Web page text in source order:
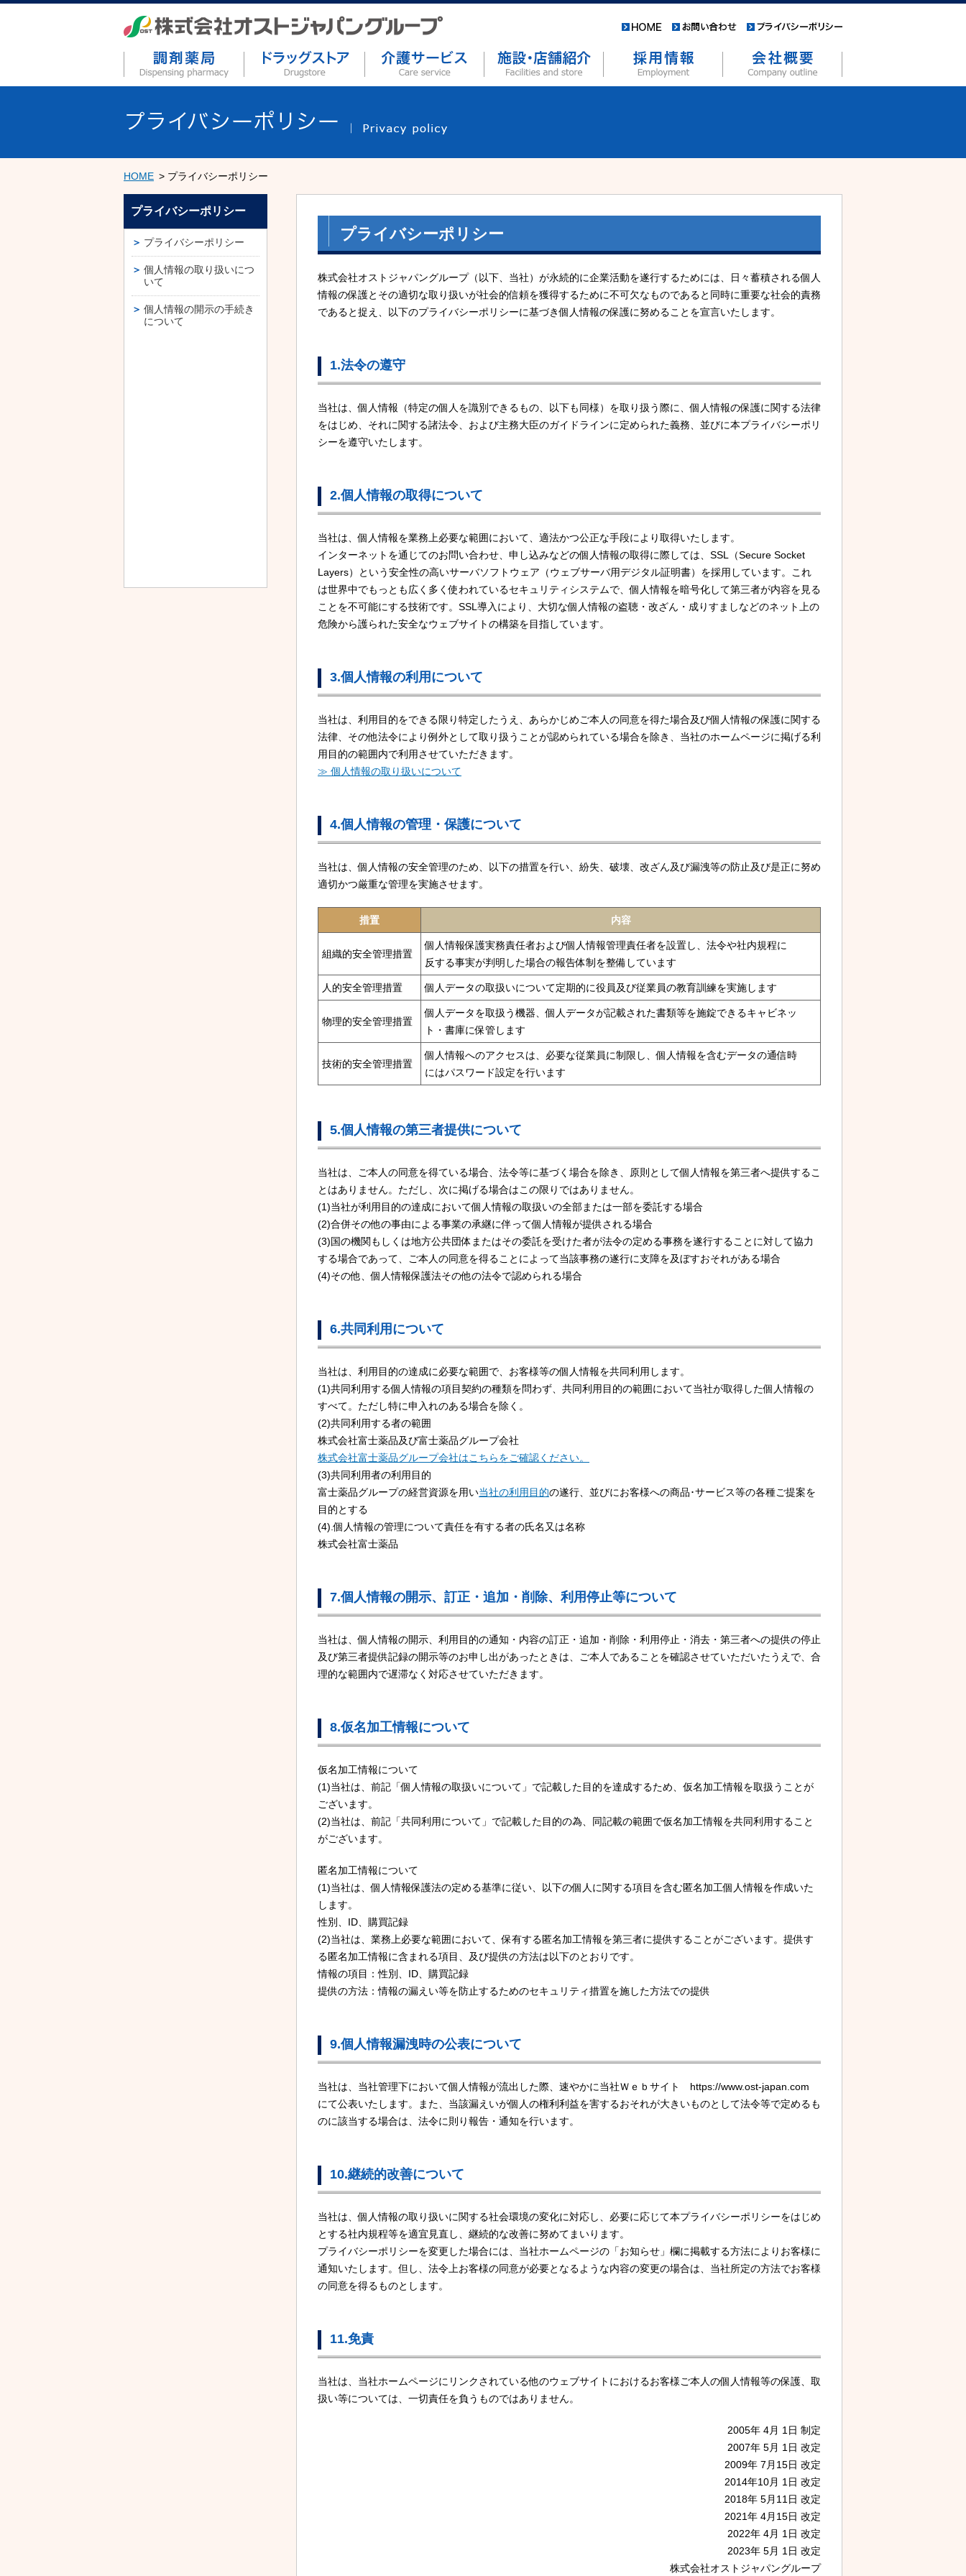
HOME プライバシーポリシー
プライバシーポリシー
株式会社オストジャパングループ（以下、当社）が永続的に企業活動を遂行するためには、日々蓄積される個人
情報の保護とその適切な取り扱いが社会的信頼を獲得するために不可欠なものであると同時に重要な社会的責務
であると捉え、以下のプライバシーポリシーに基づき個人情報の保護に努めることを宣言いたします。
1.法令の遵守
当社は、個人情報（特定の個人を識別できるもの、以下も同様）を取り扱う際に、個人情報の保護に関する法律
をはじめ、それに関する諸法令、および主務大臣のガイドラインに定められた義務、並びに本プライバシーポリ
シーを遵守いたします。
2.個人情報の取得について
当社は、個人情報を業務上必要な範囲において、適法かつ公正な手段により取得いたします。
インターネットを通じてのお問い合わせ、申し込みなどの個人情報の取得に際しては、SSL（Secure Socket
Layers）という安全性の高いサーバソフトウェア（ウェブサーバ用デジタル証明書）を採用しています。これ
は世界中でもっとも広く多く使われているセキュリティシステムで、個人情報を暗号化して第三者が内容を見る
ことを不可能にする技術です。SSL導入により、大切な個人情報の盗聴・改ざん・成りすましなどのネット上の
危険から護られた安全なウェブサイトの構築を目指しています。
3.個人情報の利用について
当社は、利用目的をできる限り特定したうえ、あらかじめご本人の同意を得た場合及び個人情報の保護に関する
法律、その他法令により例外として取り扱うことが認められている場合を除き、当社のホームページに掲げる利
用目的の範囲内で利用させていただきます。
≫ 個人情報の取り扱いについて
4.個人情報の管理・保護について
当社は、個人情報の安全管理のため、以下の措置を行い、紛失、破壊、改ざん及び漏洩等の防止及び是正に努め
適切かつ厳重な管理を実施させます。
措置 内容
組織的安全管理措置
個人情報保護実務責任者および個人情報管理責任者を設置し、法令や社内規程に
反する事実が判明した場合の報告体制を整備しています
人的安全管理措置 個人データの取扱いについて定期的に役員及び従業員の教育訓練を実施します
物理的安全管理措置
個人データを取扱う機器、個人データが記載された書類等を施錠できるキャビネッ
ト・書庫に保管します
技術的安全管理措置
個人情報へのアクセスは、必要な従業員に制限し、個人情報を含むデータの通信時
にはパスワード設定を行います
5.個人情報の第三者提供について
当社は、ご本人の同意を得ている場合、法令等に基づく場合を除き、原則として個人情報を第三者へ提供するこ
とはありません。ただし、次に掲げる場合はこの限りではありません。
(1)当社が利用目的の達成において個人情報の取扱いの全部または一部を委託する場合
(2)合併その他の事由による事業の承継に伴って個人情報が提供される場合
(3)国の機関もしくは地方公共団体またはその委託を受けた者が法令の定める事務を遂行することに対して協力
する場合であって、ご本人の同意を得ることによって当該事務の遂行に支障を及ぼすおそれがある場合
(4)その他、個人情報保護法その他の法令で認められる場合
6.共同利用について
当社は、利用目的の達成に必要な範囲で、お客様等の個人情報を共同利用します。
(1)共同利用する個人情報の項目契約の種類を問わず、共同利用目的の範囲において当社が取得した個人情報の
すべて。ただし特に申入れのある場合を除く。
(2)共同利用する者の範囲
株式会社富士薬品及び富士薬品グループ会社
株式会社富士薬品グループ会社はこちらをご確認ください。
(3)共同利用者の利用目的
富士薬品グループの経営資源を用い当社の利用目的の遂行、並びにお客様への商品･サービス等の各種ご提案を
目的とする
(4).個人情報の管理について責任を有する者の氏名又は名称
株式会社富士薬品
7.個人情報の開示、訂正・追加・削除、利用停止等について
当社は、個人情報の開示、利用目的の通知・内容の訂正・追加・削除・利用停止・消去・第三者への提供の停止
及び第三者提供記録の開示等のお申し出があったときは、ご本人であることを確認させていただいたうえで、合
理的な範囲内で遅滞なく対応させていただきます。
8.仮名加工情報について
仮名加工情報について
(1)当社は、前記「個人情報の取扱いについて」で記載した目的を達成するため、仮名加工情報を取扱うことが
ございます。
(2)当社は、前記「共同利用について」で記載した目的の為、同記載の範囲で仮名加工情報を共同利用すること
がございます。
匿名加工情報について
(1)当社は、個人情報保護法の定める基準に従い、以下の個人に関する項目を含む匿名加工個人情報を作成いた
します。
性別、ID、購買記録
(2)当社は、業務上必要な範囲において、保有する匿名加工情報を第三者に提供することがございます。提供す
る匿名加工情報に含まれる項目、及び提供の方法は以下のとおりです。
情報の項目：性別、ID、購買記録
提供の方法：情報の漏えい等を防止するためのセキュリティ措置を施した方法での提供
9.個人情報漏洩時の公表について
当社は、当社管理下において個人情報が流出した際、速やかに当社Ｗｅｂサイト https://www.ost-japan.com
にて公表いたします。また、当該漏えいが個人の権利利益を害するおそれが大きいものとして法令等で定めるも
のに該当する場合は、法令に則り報告・通知を行います。
10.継続的改善について
当社は、個人情報の取り扱いに関する社会環境の変化に対応し、必要に応じて本プライバシーポリシーをはじめ
とする社内規程等を適宜見直し、継続的な改善に努めてまいります。
プライバシーポリシーを変更した場合には、当社ホームページの「お知らせ」欄に掲載する方法によりお客様に
通知いたします。但し、法令上お客様の同意が必要となるような内容の変更の場合は、当社所定の方法でお客様
の同意を得るものとします。
11.免責
当社は、当社ホームページにリンクされている他のウェブサイトにおけるお客様ご本人の個人情報等の保護、取
扱い等については、一切責任を負うものではありません。
2005年 4月 1日 制定
2007年 5月 1日 改定
2009年 7月15日 改定
2014年10月 1日 改定
2018年 5月11日 改定
2021年 4月15日 改定
2022年 4月 1日 改定
2023年 5月 1日 改定
株式会社オストジャパングループ
プライバシーポリシー
プライバシーポリシー
個人情報の取り扱いにつ
いて
個人情報の開示の手続き
について